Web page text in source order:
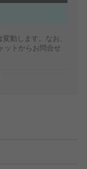
動します。なお、
ットからお問合せ